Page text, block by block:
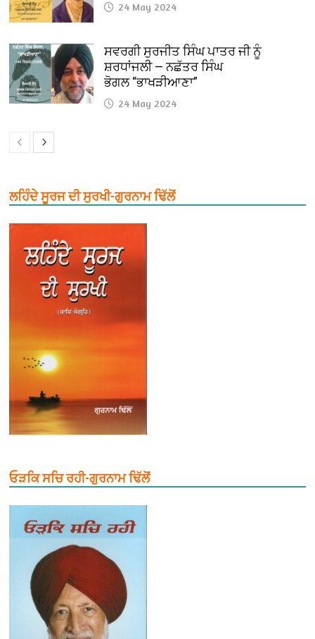
24 May 2024
ਸਵਰਗੀ ਸੁਰਜੀਤ ਸਿੰਘ ਪਾਤਰ ਜੀ ਨੂੰ
ਸ਼ਰਧਾਂਜਲੀ — ਨਛੱਤਰ ਸਿੰਘ
ਭੋਗਲ “ਭਾਖੜੀਆਣਾ”
24 May 2024
ਲਹਿੰਦੇ ਸੂਰਜ ਦੀ ਸੁਰਖੀ-ਗੁਰਨਾਮ ਢਿੱਲੋਂ
ਓੜਕਿ ਸਚਿ ਰਹੀ-ਗੁਰਨਾਮ ਢਿੱਲੋਂ